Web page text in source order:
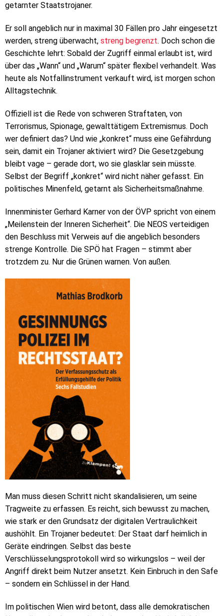
getarnter Staatstrojaner.
Er soll angeblich nur in maximal 30 Fällen pro Jahr eingesetzt
werden, streng überwacht, streng begrenzt. Doch schon die
Geschichte lehrt: Sobald der Zugriff einmal erlaubt ist, wird
über das „Wann“ und „Warum“ später flexibel verhandelt. Was
heute als Notfallinstrument verkauft wird, ist morgen schon
Alltagstechnik.
Offiziell ist die Rede von schweren Straftaten, von
Terrorismus, Spionage, gewalttätigem Extremismus. Doch
wer definiert das? Und wie „konkret“ muss eine Gefährdung
sein, damit ein Trojaner aktiviert wird? Die Gesetzgebung
bleibt vage – gerade dort, wo sie glasklar sein müsste.
Selbst der Begriff „konkret“ wird nicht näher gefasst. Ein
politisches Minenfeld, getarnt als Sicherheitsmaßnahme.
Innenminister Gerhard Karner von der ÖVP spricht von einem
„Meilenstein der Inneren Sicherheit“. Die NEOS verteidigen
den Beschluss mit Verweis auf die angeblich besonders
strenge Kontrolle. Die SPÖ hat Fragen – stimmt aber
trotzdem zu. Nur die Grünen warnen. Von außen.
Man muss diesen Schritt nicht skandalisieren, um seine
Tragweite zu erfassen. Es reicht, sich bewusst zu machen,
wie stark er den Grundsatz der digitalen Vertraulichkeit
aushöhlt. Ein Trojaner bedeutet: Der Staat darf heimlich in
Geräte eindringen. Selbst das beste
Verschlüsselungsprotokoll wird so wirkungslos – weil der
Angriff direkt beim Nutzer ansetzt. Kein Einbruch in den Safe
– sondern ein Schlüssel in der Hand.
Im politischen Wien wird betont, dass alle demokratischen